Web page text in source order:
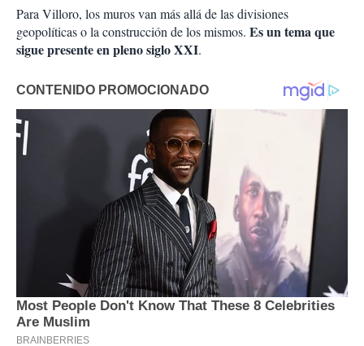
Para Villoro, los muros van más allá de las divisiones
geopolíticas o la construcción de los mismos. Es un tema que
sigue presente en pleno siglo XXI.